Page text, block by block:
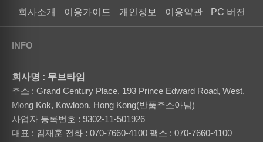
회사소개 이용가이드 개인정보 이용약관 PC 버전
INFO
회사명 : 무브타임
주소 : Grand Century Place, 193 Prince Edward Road, West,
Mong Kok, Kowloon, Hong Kong(반품주소아님)
사업자 등록번호 : 9302-11-501926
대표 : 김재훈 전화 : 070-7660-4100 팩스 : 070-7660-4100